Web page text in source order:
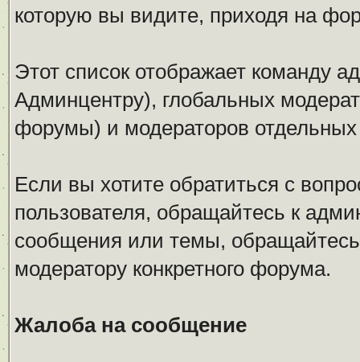
которую вы видите, приходя на
Этот список отображает команду
Админцентру), глобальных
форумы) и модераторов
Если вы хотите обратиться с
пользователя, обращайтесь к
сообщения или темы,
модератору конкретного форума.
Жалоба на сообщение